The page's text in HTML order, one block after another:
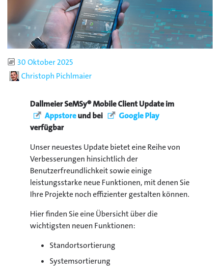
Publiziert
30 Oktober 2025
AutorChristoph Pichlmaier
Dallmeier SeMSy® Mobile Client Update im
Appstoreund bei
Google Play
verfügbar
Unser neuestes Update bietet eine Reihe von
Verbesserungen hinsichtlich der
Benutzerfreundlichkeit sowie einige
leistungsstarke neue Funktionen, mit denen Sie
Ihre Projekte noch effizienter gestalten können.
Hier finden Sie eine Übersicht über die
wichtigsten neuen Funktionen:
Standortsortierung
Systemsortierung